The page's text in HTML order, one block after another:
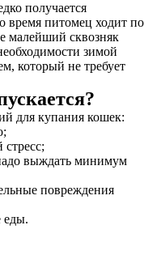
получается
время питомец ходит по
малейший сквозняк
зимой
который не требует
для купания кошек:
выждать минимум
повреждения
еды.